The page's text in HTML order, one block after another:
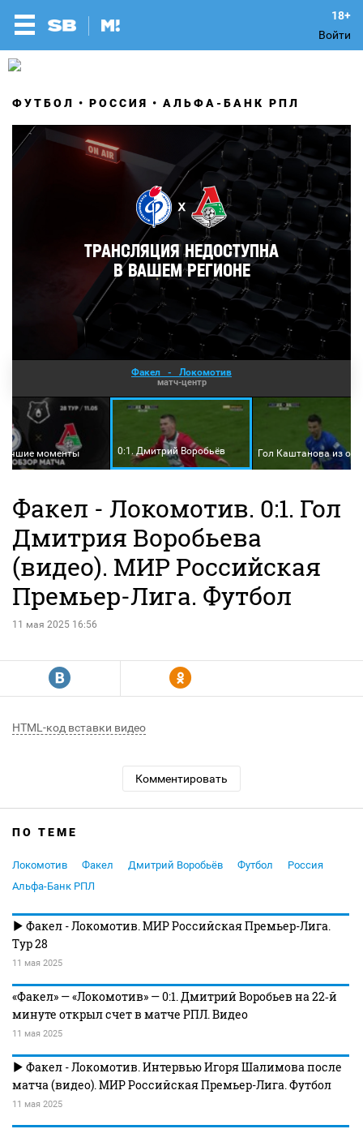
Войти
ФУТБОЛ РОССИЯ АЛЬФА-БАНК РПЛ
Факел - Локомотив
матч-центр
моменты 0:1. Дмитрий Воробьёв Гол Каштанова из
Факел - Локомотив. 0:1. Гол
Дмитрия Воробьева
(видео). МИР Российская
Премьер-Лига. Футбол
11 мая 2025 16:56
R Y
HTML-код вставки видео
Комментировать
ПО ТЕМЕ
Локомотив Факел Дмитрий Воробьёв Футбол
Россия
Альфа-Банк РПЛ
Факел - Локомотив. МИР Российская Премьер-Лига.
Тур 28
11 мая 2025
«Факел» — «Локомотив» — 0:1. Дмитрий Воробьев на 22‑й
минуте открыл счет в матче РПЛ. Видео
11 мая 2025
Факел - Локомотив. Интервью Игоря Шалимова после
матча (видео). МИР Российская Премьер-Лига. Футбол
11 мая 2025